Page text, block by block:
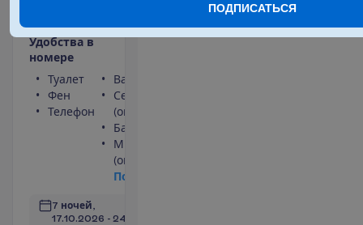
Удобства в
номере
Туалет
Фен
Телефон
Ванна или душ
Сейф
(оплачивается)
Балкон
Мини-бар
(оплачивается)
По
7 ночей,
17.10.2026 - 24.10.2026
ПОДПИСАТЬСЯ